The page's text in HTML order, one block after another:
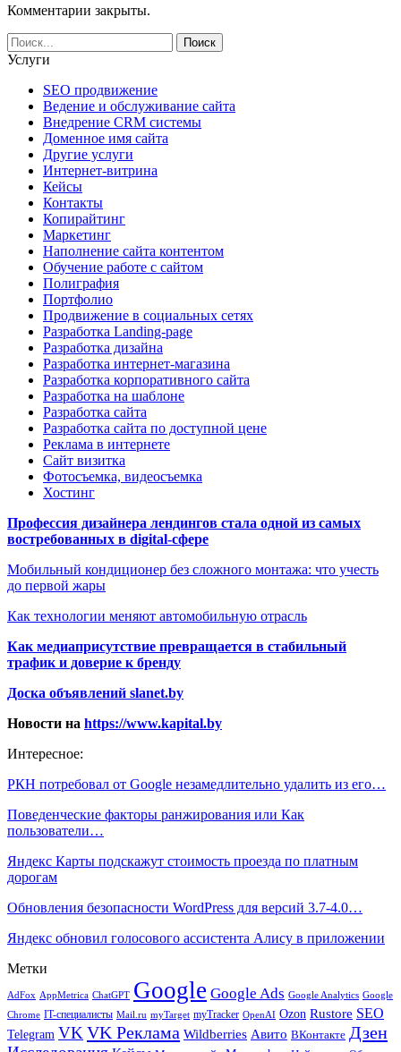
Комментарии закрыты.
Услуги
SEO продвижение
Ведение и обслуживание сайта
Внедрение CRM системы
Доменное имя сайта
Другие услуги
Интернет-витрина
Кейсы
Контакты
Копирайтинг
Маркетинг
Наполнение сайта контентом
Обучение работе с сайтом
Полиграфия
Портфолио
Продвижение в социальных сетях
Разработка Landing-page
Разработка дизайна
Разработка интернет-магазина
Разработка корпоративного сайта
Разработка на шаблоне
Разработка сайта
Разработка сайта по доступной цене
Реклама в интернете
Сайт визитка
Фотосъемка, видеосъемка
Хостинг
Профессия дизайнера лендингов стала одной из самых
востребованных в digital-сфере
Мобильный кондиционер без сложного монтажа: что учесть
до первой жары
Как технологии меняют автомобильную отрасль
Как медиаприсутствие превращается в стабильный
трафик и доверие к бренду
Доска объявлений slanet.by
Новости на https://www.kapital.by
Интересное:
РКН потребовал от Google незамедлительно удалить из его…
Поведенческие факторы ранжирования или Как
пользователи…
Яндекс Карты подскажут стоимость проезда по платным
дорогам
Обновления безопасности WordPress для версий 3.7-4.0…
Яндекс обновил голосового ассистента Алису в приложении
Метки
AdFox AppMetrica ChatGPT Google Google Ads Google Analytics Google
Chrome IT-специалисты Mail.ru myTarget myTracker OpenAI Ozon Rustore SEO
Telegram VK VK Реклама Wildberries Авито ВКонтакте Дзен